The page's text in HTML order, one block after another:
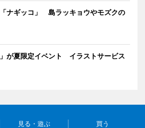
ナギッコ」 島ラッキョウやモズクの
が夏限定イベント イラストサービス
見る・遊ぶ 買う